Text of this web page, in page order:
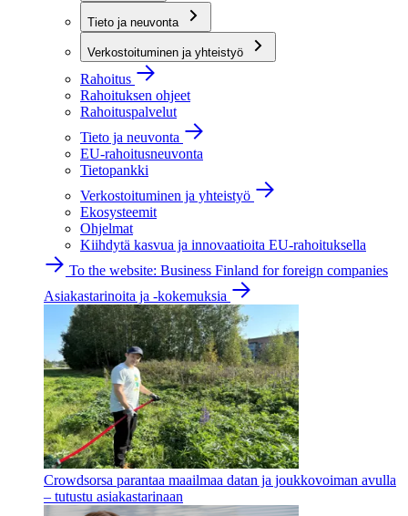
Tieto ja neuvonta
Verkostoituminen ja yhteistyö
Rahoitus
Rahoituksen ohjeet
Rahoituspalvelut
Tieto ja neuvonta
EU-rahoitusneuvonta
Tietopankki
Verkostoituminen ja yhteistyö
Ekosysteemit
Ohjelmat
Kiihdytä kasvua ja innovaatioita EU-rahoituksella
To the website: Business Finland for foreign companies
Asiakastarinoita ja -kokemuksia
Crowdsorsa parantaa maailmaa datan ja joukkovoiman avulla
– tutustu asiakastarinaan